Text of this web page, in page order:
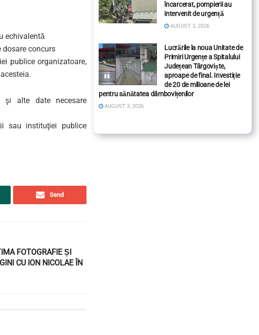
echivalentă
concurs
publice organizatoare,
şi alte date necesare
sau instituţiei publice
Send
FOTOGRAFIE ȘI
CU ION NICOLAE ÎN
încarcerat, pompierii au
intervenit de urgență
AUGUST 3, 2026
Lucrările la noua Unitate de
Primiri Urgențe a Spitalului
Județean Târgoviște,
aproape de final. Investiție
de 20 de milioane de lei
pentru sănătatea dâmbovițenilor
AUGUST 3, 2026